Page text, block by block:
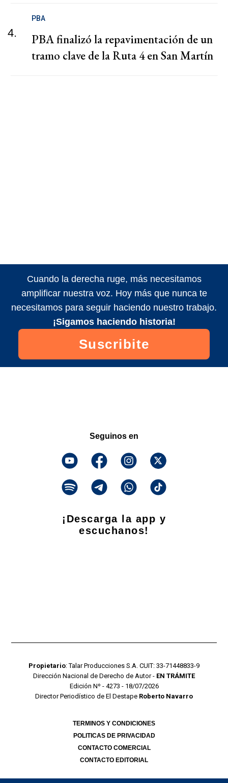
4.
PBA
PBA finalizó la repavimentación de un
tramo clave de la Ruta 4 en San Martín
Cuando la derecha ruge, más necesitamos
amplificar nuestra voz. Hoy más que nunca te
necesitamos para seguir haciendo nuestro trabajo.
¡Sigamos haciendo historia!
Suscribite
Seguinos en
¡Descarga la app y
escuchanos!
Propietario: Talar Producciones S.A. CUIT: 33-71448833-9
Dirección Nacional de Derecho de Autor - EN TRÁMITE
Edición Nº - 4273 - 18/07/2026
Director Periodístico de El Destape Roberto Navarro
TERMINOS Y CONDICIONES
POLITICAS DE PRIVACIDAD
CONTACTO COMERCIAL
CONTACTO EDITORIAL